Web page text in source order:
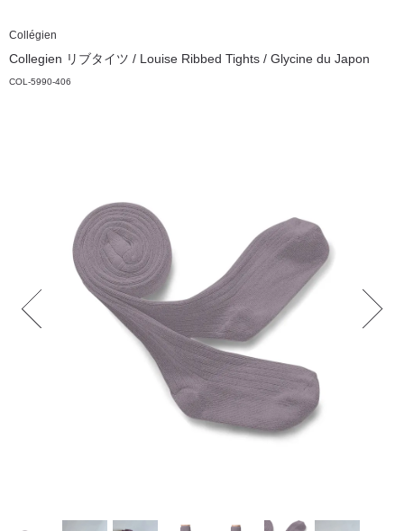
Collégien
Collegien リブタイツ / Louise Ribbed Tights / Glycine du Japon
COL-5990-406